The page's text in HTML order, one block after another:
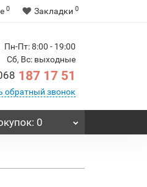
0 Закладки 0
Пн-Пт: 8:00 - 19:00
Сб, Вс: выходные
187 17 51
обратный звонок
: 0